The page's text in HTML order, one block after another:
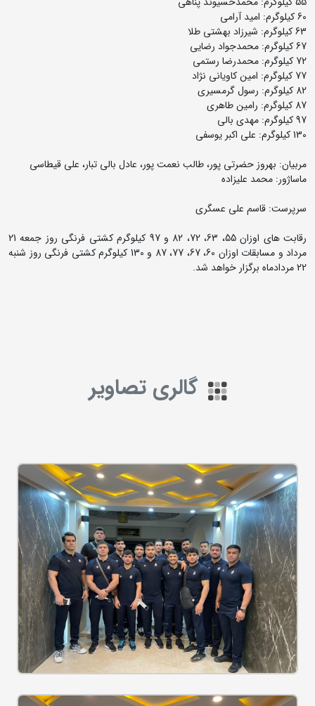
60 کیلوگرم: امید آرامی
63 کیلوگرم: شیرزاد بهشتی طلا
67 کیلوگرم: محمدجواد رضایی
72 کیلوگرم: محمدرضا رستمی
77 کیلوگرم: امین کاویانی نژاد
82 کیلوگرم: رسول گرمسیری
87 کیلوگرم: رامین طاهری
97 کیلوگرم: مهدی بالی
130 کیلوگرم: علی اکبر یوسفی
مربیان: بهروز حضرتی پور، طالب نعمت پور، عادل بالی تبار، علی قیطاسی
ماساژور: محمد علیزاده
سرپرست: قاسم علی عسگری
رقابت های اوزان 55، 63، 72، 82 و 97 کیلوگرم کشتی فرنگی روز جمعه 21
مرداد و مسابقات اوزان 60، 67، 77، 87 و 130 کیلوگرم کشتی فرنگی روز شنبه
22 مردادماه برگزار خواهد شد.
گالری تصاویر